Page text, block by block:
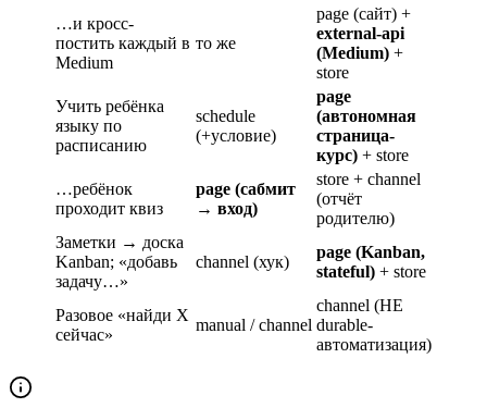
…и кросс-
постить каждый в
Medium
то же
page (сайт) +
external-api
(Medium) +
store
Учить ребёнка
языку по
расписанию
schedule
(+условие)
page
(автономная
страница-
курс) + store
…ребёнок
проходит квиз
page (сабмит
→ вход)
store + channel
(отчёт
родителю)
Заметки → доска
Kanban; «добавь
задачу…»
channel (хук)
page (Kanban,
stateful) + store
Разовое «найди X
сейчас»
manual / channel
channel (НЕ
durable-
автоматизация)